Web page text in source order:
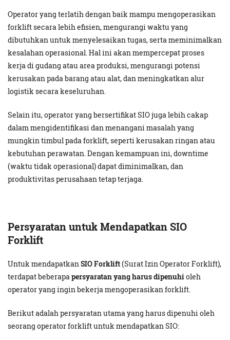
Operator yang terlatih dengan baik mampu mengoperasikan
forklift secara lebih efisien, mengurangi waktu yang
dibutuhkan untuk menyelesaikan tugas, serta meminimalkan
kesalahan operasional. Hal ini akan mempercepat proses
kerja di gudang atau area produksi, mengurangi potensi
kerusakan pada barang atau alat, dan meningkatkan alur
logistik secara keseluruhan.
Selain itu, operator yang bersertifikat SIO juga lebih cakap
dalam mengidentifikasi dan menangani masalah yang
mungkin timbul pada forklift, seperti kerusakan ringan atau
kebutuhan perawatan. Dengan kemampuan ini, downtime
(waktu tidak operasional) dapat diminimalkan, dan
produktivitas perusahaan tetap terjaga.
Persyaratan untuk Mendapatkan SIO
Forklift
Untuk mendapatkanSIO Forklift(Surat Izin Operator Forklift),
terdapat beberapapersyaratan yang harus dipenuhioleh
operator yang ingin bekerja mengoperasikan forklift.
Berikut adalah persyaratan utama yang harus dipenuhi oleh
seorang operator forklift untuk mendapatkan SIO: